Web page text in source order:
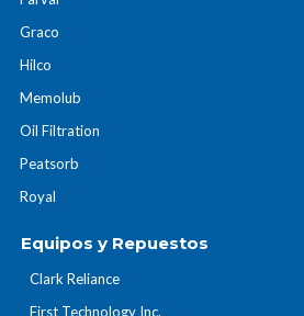
Graco
Hilco
Memolub
Oil Filtration
Peatsorb
Royal
Equipos y Repuestos
Clark Reliance
First Technology Inc.